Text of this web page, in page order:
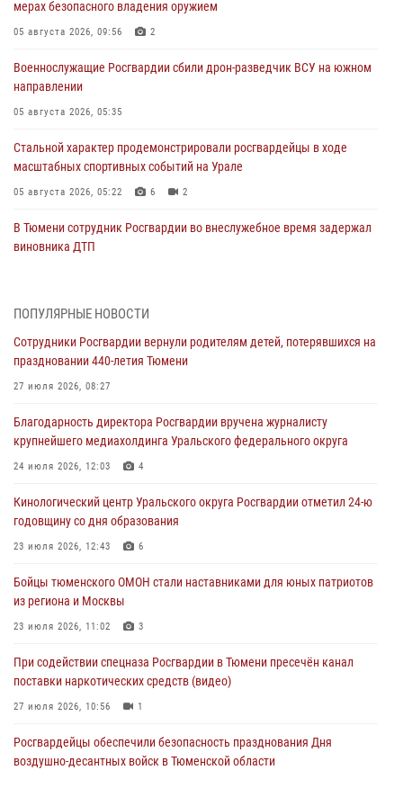
мерах безопасного владения оружием
05 августа 2026, 09:56 2
Военнослужащие Росгвардии сбили дрон-разведчик ВСУ на южном
направлении
05 августа 2026, 05:35
Стальной характер продемонстрировали росгвардейцы в ходе
масштабных спортивных событий на Урале
05 августа 2026, 05:22 6 2
В Тюмени сотрудник Росгвардии во внеслужебное время задержал
виновника ДТП
Со 101-м Днём рождения поздравили сотрудники Росгвардии
04 августа 2026, 11:07
Спецназ Росгвардии провел комплексную тренировку в полевых
04 августа 2026, 06:28
Тюменские правоохранители провели соревнования по стрельбе
03 августа 2026, 07:35
Росгвардия противодействует БПЛА ВСУ на южном направлении
03 августа 2026, 07:29
ПОПУЛЯРНЫЕ НОВОСТИ
Сотрудники Росгвардии вернули родителям детей, потерявшихся на
праздновании 440-летия Тюмени
27 июля 2026, 08:27
Благодарность директора Росгвардии вручена журналисту
крупнейшего медиахолдинга Уральского федерального округа
24 июля 2026, 12:03 4
Кинологический центр Уральского округа Росгвардии отметил 24-ю
годовщину со дня образования
23 июля 2026, 12:43 6
Бойцы тюменского ОМОН стали наставниками для юных патриотов
из региона и Москвы
23 июля 2026, 11:02 3
При содействии спецназа Росгвардии в Тюмени пресечён канал
поставки наркотических средств (видео)
27 июля 2026, 10:56 1
Росгвардейцы обеспечили безопасность празднования Дня
воздушно-десантных войск в Тюменской области